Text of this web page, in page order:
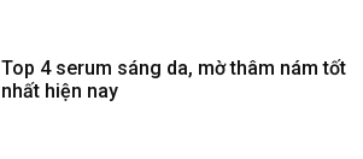
Top 4 serum sáng da, mờ thâm nám tốt
nhất hiện nay